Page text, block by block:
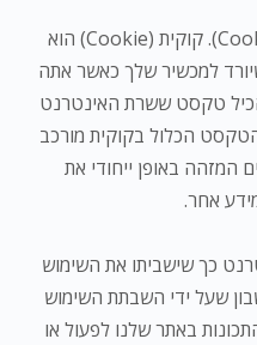
האתר שלנו משתמש בקוקיות (Cookies). קוקית (Cookie) הוא
למכשיר שלך כאשר אתה
טקסט ששרת האינטרנט
הכלול בקוקית מורכב
המזהה באופן ייחודי את
אחר.
כך שישביתו את השימוש
שעל ידי השבתת השימוש
באתר שלנו לפעול או